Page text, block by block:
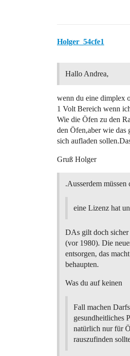
Holger_54cfe1
Hallo Andrea,
wenn du eine dimplex
1 Volt Bereich wenn
Wie die Öfen zu den
den Öfen,aber wie
sich aufladen
Gruß Holger
.Ausserdem
eine Lizenz hat
DAs gilt doch sicher
(vor 1980). Die
entsorgen, das
behaupten.
Was du auf keinen
Fall machen
gesundheitliches
natürlich nur für
rauszufinden